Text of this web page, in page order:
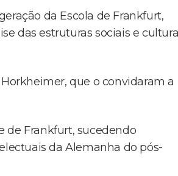
da Escola de Frankfurt,
das estruturas sociais e
que o convidaram a
de Frankfurt, sucedendo
da Alemanha do pós-